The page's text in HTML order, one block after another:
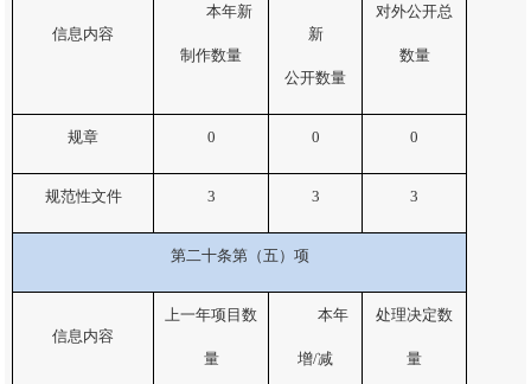
信息内容
本年新
制作数量
新
公开数量
对外公开总
数量
规章 0 0 0
规范性文件 3 3 3
第二十条第（五）项
信息内容
上一年项目数
量
本年
增/减
处理决定数
量